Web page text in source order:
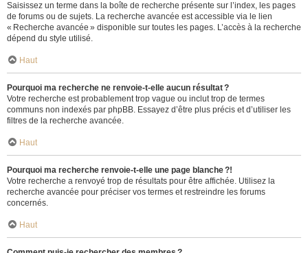
Saisissez un terme dans la boîte de recherche présente sur l’index, les pages
de forums ou de sujets. La recherche avancée est accessible via le lien
« Recherche avancée » disponible sur toutes les pages. L’accès à la recherche
dépend du style utilisé.
Haut
Pourquoi ma recherche ne renvoie-t-elle aucun résultat ?
Votre recherche est probablement trop vague ou inclut trop de termes
communs non indexés par phpBB. Essayez d’être plus précis et d’utiliser les
filtres de la recherche avancée.
Haut
Pourquoi ma recherche renvoie-t-elle une page blanche ?!
Votre recherche a renvoyé trop de résultats pour être affichée. Utilisez la
recherche avancée pour préciser vos termes et restreindre les forums
concernés.
Haut